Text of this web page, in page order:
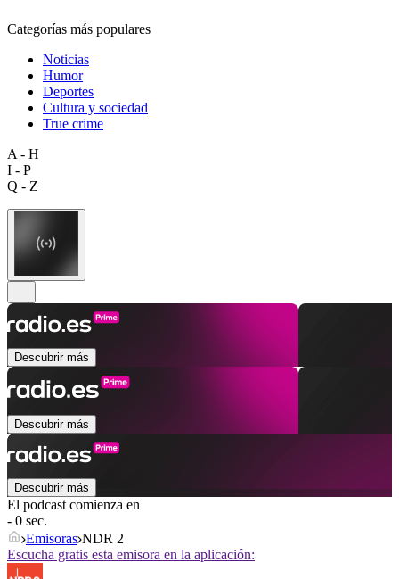
Categorías más populares
Noticias
Humor
Deportes
Cultura y sociedad
True crime
A - H
I - P
Q - Z
Descubrir más
Descubrir más
Descubrir más
El podcast comienza en
- 0 sec.
Emisoras NDR 2
Escucha gratis esta emisora en la aplicación: